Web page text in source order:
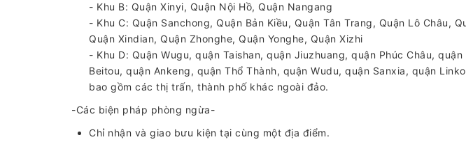
- Khu B: Quận Xinyi, Quận Nội Hồ, Quận Nangang
- Khu C: Quận Sanchong, Quận Bản Kiều, Quận Tân Trang, Quận Lô Châu,
Quận Xindian, Quận Zhonghe, Quận Yonghe, Quận Xizhi
- Khu D: Quận Wugu, quận Taishan, quận Jiuzhuang, quận Phúc Châu,
Beitou, quận Ankeng, quận Thổ Thành, quận Wudu, quận Sanxia, ​​quận
bao gồm các thị trấn, thành phố khác ngoài đảo.
-Các biện pháp phòng ngừa-
Chỉ nhận và giao bưu kiện tại cùng một địa điểm.